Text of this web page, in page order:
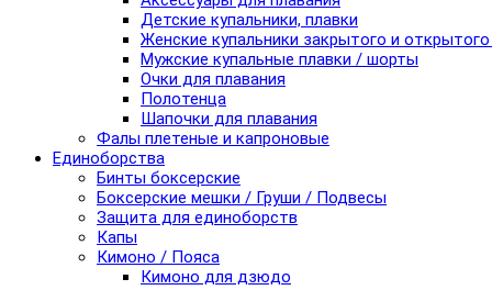
Детские купальники, плавки
Женские купальники закрытого и
Мужские купальные плавки / шорты
Очки для плавания
Полотенца
Шапочки для плавания
Фалы плетеные и капроновые
Единоборства
Бинты боксерские
Боксерские мешки / Груши / Подвесы
Защита для единоборств
Капы
Кимоно / Пояса
Кимоно для дзюдо